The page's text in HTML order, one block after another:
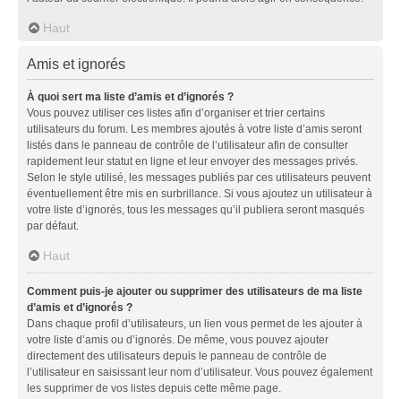
Haut
Amis et ignorés
À quoi sert ma liste d’amis et d’ignorés ?
Vous pouvez utiliser ces listes afin d’organiser et trier certains
utilisateurs du forum. Les membres ajoutés à votre liste d’amis seront
listés dans le panneau de contrôle de l’utilisateur afin de consulter
rapidement leur statut en ligne et leur envoyer des messages privés.
Selon le style utilisé, les messages publiés par ces utilisateurs peuvent
éventuellement être mis en surbrillance. Si vous ajoutez un utilisateur à
votre liste d’ignorés, tous les messages qu’il publiera seront masqués
par défaut.
Haut
Comment puis-je ajouter ou supprimer des utilisateurs de ma liste
d’amis et d’ignorés ?
Dans chaque profil d’utilisateurs, un lien vous permet de les ajouter à
votre liste d’amis ou d’ignorés. De même, vous pouvez ajouter
directement des utilisateurs depuis le panneau de contrôle de
l’utilisateur en saisissant leur nom d’utilisateur. Vous pouvez également
les supprimer de vos listes depuis cette même page.